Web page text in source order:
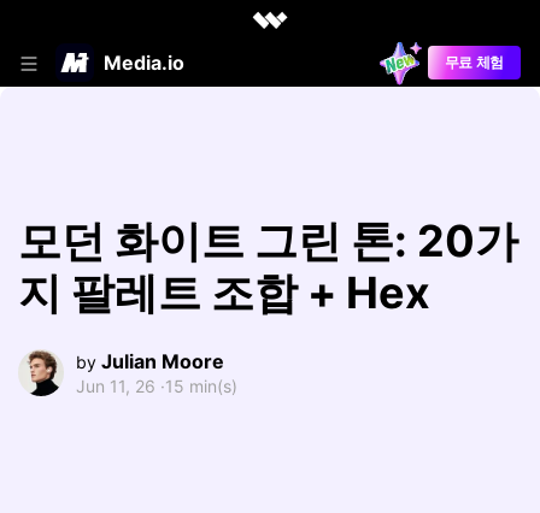
Media.io 무료 체험
모던 화이트 그린 톤: 20가
지 팔레트 조합 + Hex
by Julian Moore
Jun 11, 26 ·15 min(s)